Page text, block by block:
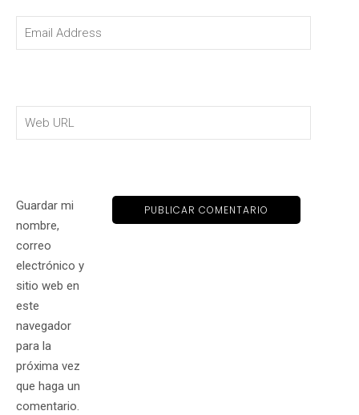
Guardar mi
nombre,
correo
electrónico y
sitio web en
este
navegador
para la
próxima vez
que haga un
comentario.